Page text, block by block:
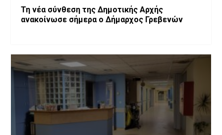
Τη νέα σύνθεση της Δημοτικής Αρχής
ανακοίνωσε σήμερα ο Δήμαρχος Γρεβενών